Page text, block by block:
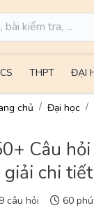
THPT ĐẠI
chủ Đại học
Câu
giải chi
câu hỏi 60